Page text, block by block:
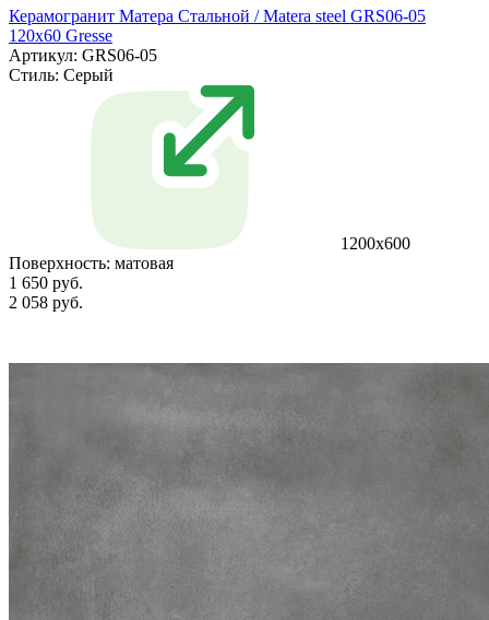
Керамогранит Матера Стальной / Matera steel GRS06-05
120х60 Gresse
Артикул: GRS06-05
Стиль: Серый
1200х600
Поверхность: матовая
1 650 руб.
2 058 руб.